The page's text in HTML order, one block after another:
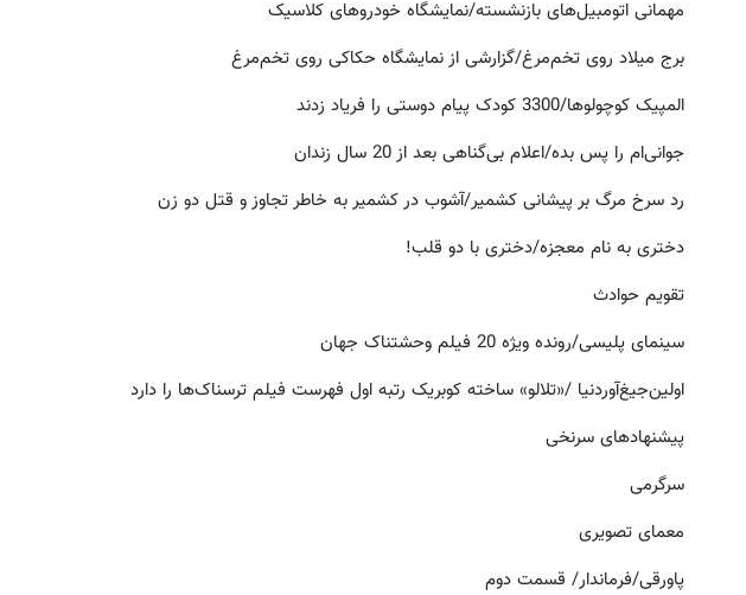
مهمانی اتومبیل‌های بازنشسته/نمایشگاه خودروهای کلاسیک
برج میلاد روی تخم‌مرغ/گزارشی از نمایشگاه حکاکی روی تخم‌مرغ
المپیک کوچولوها/3300 کودک پیام دوستی را فریاد زدند
جوانی‌ام را پس بده/اعلام بی‌گناهی بعد از 20 سال زندان
رد سرخ مرگ بر پیشانی کشمیر/آشوب در کشمیر به خاطر تجاوز و قتل دو زن
دختری به نام معجزه/دختری با دو قلب!
تقویم حوادث
سینمای پلیسی/رونده ویژه 20 فیلم وحشتناک جهان
اولین‌جیغ‌آور‌دنیا /«تلالو» ساخته کوبریک رتبه اول فهرست فیلم ترسناک‌ها را دارد
پیشنهادهای سرنخی
سرگرمی
معمای تصویری
پاورقی/فرماندار/ قسمت دوم